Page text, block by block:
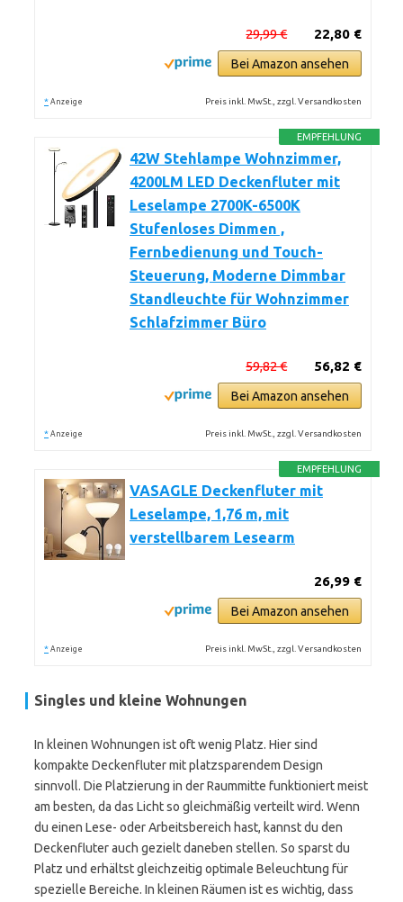
22,80 €
29,99 €
Bei Amazon ansehen
* Anzeige Preis inkl. MwSt., zzgl. Versandkosten
EMPFEHLUNG
42W Stehlampe Wohnzimmer,
4200LM LED Deckenfluter mit
Leselampe 2700K-6500K
Stufenloses Dimmen ,
Fernbedienung und Touch-
Steuerung, Moderne Dimmbar
Standleuchte für Wohnzimmer
Schlafzimmer Büro
56,82 €
59,82 €
Bei Amazon ansehen
* Anzeige Preis inkl. MwSt., zzgl. Versandkosten
EMPFEHLUNG
VASAGLE Deckenfluter mit
Leselampe, 1,76 m, mit
verstellbarem Lesearm
26,99 €
Bei Amazon ansehen
* Anzeige Preis inkl. MwSt., zzgl. Versandkosten
Singles und kleine Wohnungen
In kleinen Wohnungen ist oft wenig Platz. Hier sind
kompakte Deckenfluter mit platzsparendem Design
sinnvoll. Die Platzierung in der Raummitte funktioniert meist
am besten, da das Licht so gleichmäßig verteilt wird. Wenn
du einen Lese- oder Arbeitsbereich hast, kannst du den
Deckenfluter auch gezielt daneben stellen. So sparst du
Platz und erhältst gleichzeitig optimale Beleuchtung für
spezielle Bereiche. In kleinen Räumen ist es wichtig, dass